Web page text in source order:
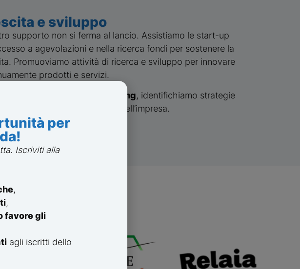
e sviluppo
supporto non si ferma al lancio. Assistiamo le start-up
a agevolazioni e nella ricerca fondi per sostenere la
Promuoviamo attività di ricerca e sviluppo per innovare
prodotti e servizi.
growth hacking, identifichiamo strategie
per accelerare l’espansione dell’impresa.
per
Iscriviti alla
,
,
favore gli
agli iscritti dello